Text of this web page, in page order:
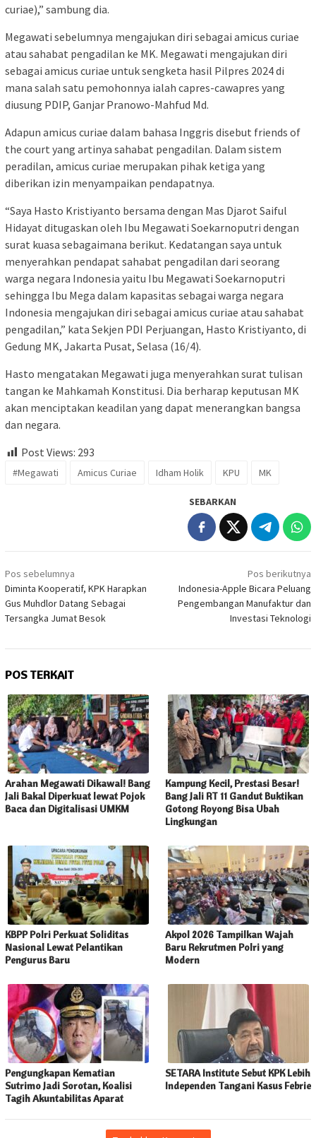
curiae),” sambung dia.
Megawati sebelumnya mengajukan diri sebagai amicus curiae
atau sahabat pengadilan ke MK. Megawati mengajukan diri
sebagai amicus curiae untuk sengketa hasil Pilpres 2024 di
mana salah satu pemohonnya ialah capres-cawapres yang
diusung PDIP, Ganjar Pranowo-Mahfud Md.
Adapun amicus curiae dalam bahasa Inggris disebut friends of
the court yang artinya sahabat pengadilan. Dalam sistem
peradilan, amicus curiae merupakan pihak ketiga yang
diberikan izin menyampaikan pendapatnya.
“Saya Hasto Kristiyanto bersama dengan Mas Djarot Saiful
Hidayat ditugaskan oleh Ibu Megawati Soekarnoputri dengan
surat kuasa sebagaimana berikut. Kedatangan saya untuk
menyerahkan pendapat sahabat pengadilan dari seorang
warga negara Indonesia yaitu Ibu Megawati Soekarnoputri
sehingga Ibu Mega dalam kapasitas sebagai warga negara
Indonesia mengajukan diri sebagai amicus curiae atau sahabat
pengadilan,” kata Sekjen PDI Perjuangan, Hasto Kristiyanto, di
Gedung MK, Jakarta Pusat, Selasa (16/4).
Hasto mengatakan Megawati juga menyerahkan surat tulisan
tangan ke Mahkamah Konstitusi. Dia berharap keputusan MK
akan menciptakan keadilan yang dapat menerangkan bangsa
dan negara.
Post Views: 293
#Megawati Amicus Curiae Idham Holik KPU MK
SEBARKAN
Navigasi
pos
Pos sebelumnya
Diminta Kooperatif, KPK Harapkan
Gus Muhdlor Datang Sebagai
Tersangka Jumat Besok
Pos berikutnya
Indonesia-Apple Bicara Peluang
Pengembangan Manufaktur dan
Investasi Teknologi
POS TERKAIT
Arahan Megawati Dikawal! Bang
Jali Bakal Diperkuat lewat Pojok
Baca dan Digitalisasi UMKM
Kampung Kecil, Prestasi Besar!
Bang Jali RT 11 Gandut Buktikan
Gotong Royong Bisa Ubah
Lingkungan
KBPP Polri Perkuat Soliditas
Nasional Lewat Pelantikan
Pengurus Baru
Akpol 2026 Tampilkan Wajah
Baru Rekrutmen Polri yang
Modern
Pengungkapan Kematian
Sutrimo Jadi Sorotan, Koalisi
Tagih Akuntabilitas Aparat
SETARA Institute Sebut KPK Lebih
Independen Tangani Kasus Febrie